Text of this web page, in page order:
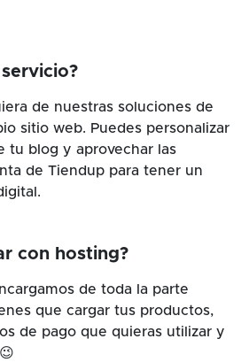
de nuestras soluciones de
sitio web. Puedes personalizar
tu blog y aprovechar las
de Tiendup para tener un
con hosting?
de toda la parte
que cargar tus productos,
de pago que quieras utilizar y